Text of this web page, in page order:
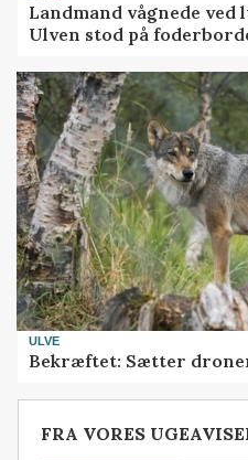
Landmand vågnede
Ulven stod på
ULVE
Bekræftet: Sætter
FRA VORES